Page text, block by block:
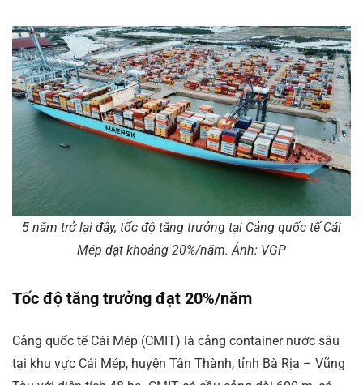
5 năm trở lại đây, tốc độ tăng trưởng tại Cảng quốc tế Cái
Mép đạt khoảng 20%/năm. Ảnh: VGP
Tốc độ tăng trưởng đạt 20%/năm
Cảng quốc tế Cái Mép (CMIT) là cảng container nước sâu
tại khu vực Cái Mép, huyện Tân Thành, tỉnh Bà Rịa – Vũng